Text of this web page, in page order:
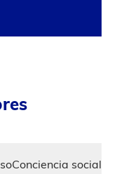
Conciencia social